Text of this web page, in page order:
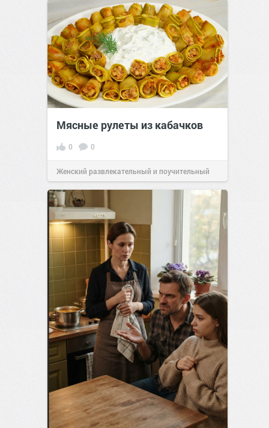
Мясные рулеты из кабачков
0 0
Женский развлекательный и поучительный
сайт.23:41Вчера